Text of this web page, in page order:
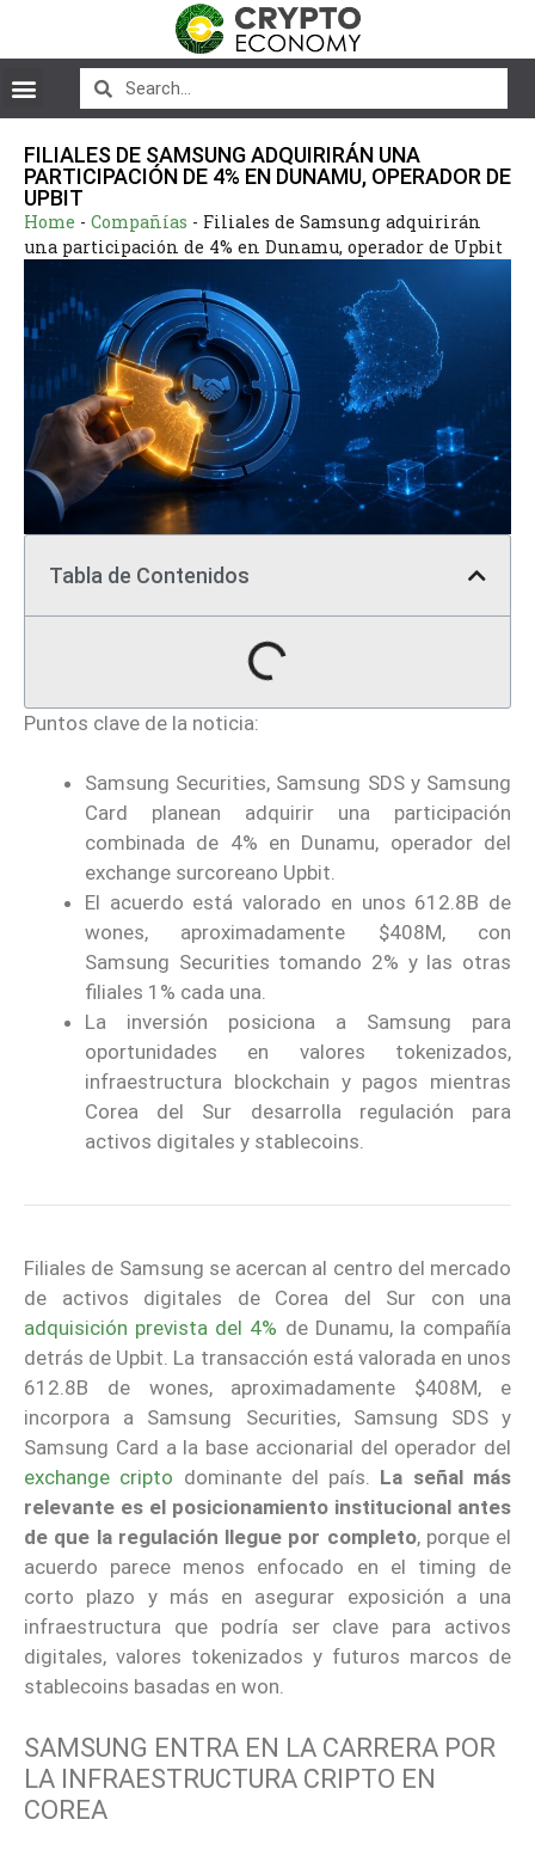
FILIALES DE SAMSUNG ADQUIRIRÁN UNA
PARTICIPACIÓN DE 4% EN DUNAMU, OPERADOR DE
UPBIT
Home - Compañías - Filiales de Samsung adquirirán
una participación de 4% en Dunamu, operador de Upbit
Tabla de Contenidos
Puntos clave de la noticia:
Samsung Securities, Samsung SDS y Samsung
Card planean adquirir una participación
combinada de 4% en Dunamu, operador del
exchange surcoreano Upbit.
El acuerdo está valorado en unos 612.8B de
wones, aproximadamente $408M, con
Samsung Securities tomando 2% y las otras
filiales 1% cada una.
La inversión posiciona a Samsung para
oportunidades en valores tokenizados,
infraestructura blockchain y pagos mientras
Corea del Sur desarrolla regulación para
activos digitales y stablecoins.
Filiales de Samsung se acercan al centro del mercado
de activos digitales de Corea del Sur con una
adquisición prevista del 4% de Dunamu, la compañía
detrás de Upbit. La transacción está valorada en unos
612.8B de wones, aproximadamente $408M, e
incorpora a Samsung Securities, Samsung SDS y
Samsung Card a la base accionarial del operador del
exchange cripto dominante del país. La señal más
relevante es el posicionamiento institucional antes
de que la regulación llegue por completo, porque el
acuerdo parece menos enfocado en el timing de
corto plazo y más en asegurar exposición a una
infraestructura que podría ser clave para activos
digitales, valores tokenizados y futuros marcos de
stablecoins basadas en won.
SAMSUNG ENTRA EN LA CARRERA POR
LA INFRAESTRUCTURA CRIPTO EN
COREA